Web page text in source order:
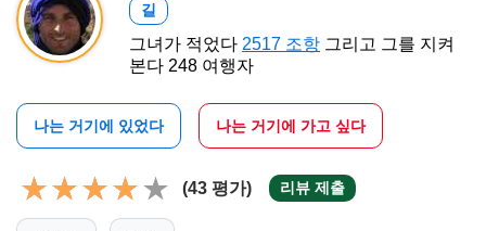
길
그녀가 적었다 2517 조항 그리고 그를 지켜
본다 248 여행자
나는 거기에 있었다 나는 거기에 가고 싶다
(43 평가) 리뷰 제출